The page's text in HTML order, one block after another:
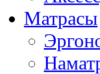
Матрасы